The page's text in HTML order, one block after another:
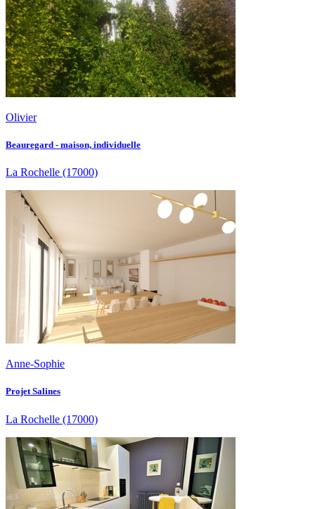
Olivier
Beauregard - maison, individuelle
La Rochelle (17000)
Anne-Sophie
Projet Salines
La Rochelle (17000)